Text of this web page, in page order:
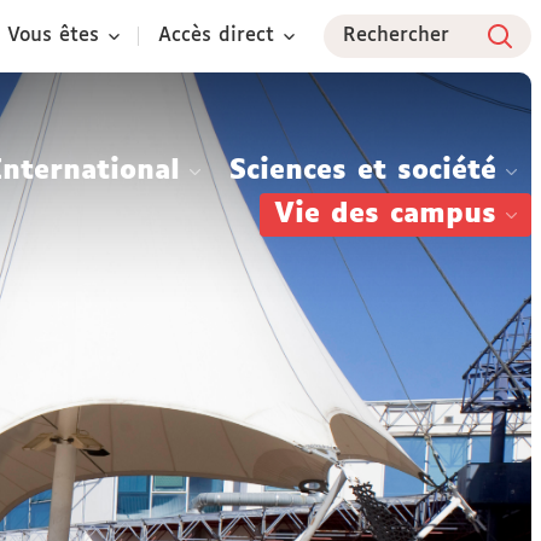
Vous êtes Accès direct Rechercher
Sciences et société
Vie des campus